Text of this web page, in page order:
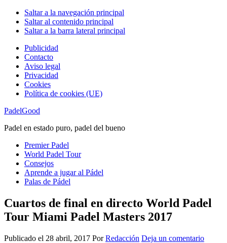
Saltar a la navegación principal
Saltar al contenido principal
Saltar a la barra lateral principal
Publicidad
Contacto
Aviso legal
Privacidad
Cookies
Política de cookies (UE)
PadelGood
Padel en estado puro, padel del bueno
Premier Padel
World Padel Tour
Consejos
Aprende a jugar al Pádel
Palas de Pádel
Cuartos de final en directo World Padel
Tour Miami Padel Masters 2017
Publicado el 28 abril, 2017 PorRedacción Deja un comentario